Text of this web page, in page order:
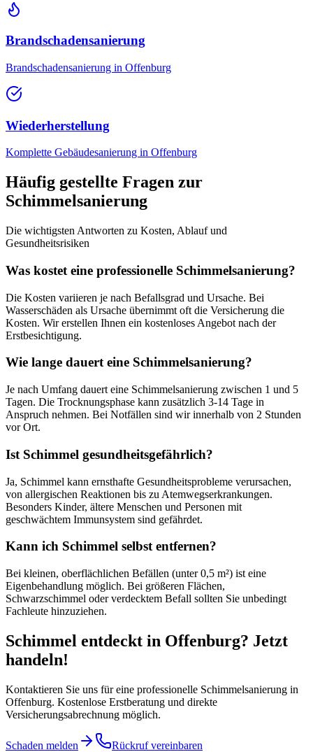
Brandschadensanierung
Brandschadensanierung in Offenburg
Wiederherstellung
Komplette Gebäudesanierung in Offenburg
Häufig gestellte Fragen zur
Schimmelsanierung
Die wichtigsten Antworten zu Kosten, Ablauf und
Gesundheitsrisiken
Was kostet eine professionelle Schimmelsanierung?
Die Kosten variieren je nach Befallsgrad und Ursache. Bei
Wasserschäden als Ursache übernimmt oft die Versicherung die
Kosten. Wir erstellen Ihnen ein kostenloses Angebot nach der
Erstbesichtigung.
Wie lange dauert eine Schimmelsanierung?
Je nach Umfang dauert eine Schimmelsanierung zwischen 1 und 5
Tagen. Die Trocknungsphase kann zusätzlich 3-14 Tage in
Anspruch nehmen. Bei Notfällen sind wir innerhalb von 2 Stunden
vor Ort.
Ist Schimmel gesundheitsgefährlich?
Ja, Schimmel kann ernsthafte Gesundheitsprobleme verursachen,
von allergischen Reaktionen bis zu Atemwegserkrankungen.
Besonders Kinder, ältere Menschen und Personen mit
geschwächtem Immunsystem sind gefährdet.
Kann ich Schimmel selbst entfernen?
Bei kleinen, oberflächlichen Befällen (unter 0,5 m²) ist eine
Eigenbehandlung möglich. Bei größeren Flächen,
Schwarzschimmel oder verdecktem Befall sollten Sie unbedingt
Fachleute hinzuziehen.
Schimmel entdeckt in Offenburg? Jetzt
handeln!
Kontaktieren Sie uns für eine professionelle Schimmelsanierung in
Offenburg. Kostenlose Erstberatung und direkte
Versicherungsabrechnung möglich.
Schaden melden
Rückruf vereinbaren